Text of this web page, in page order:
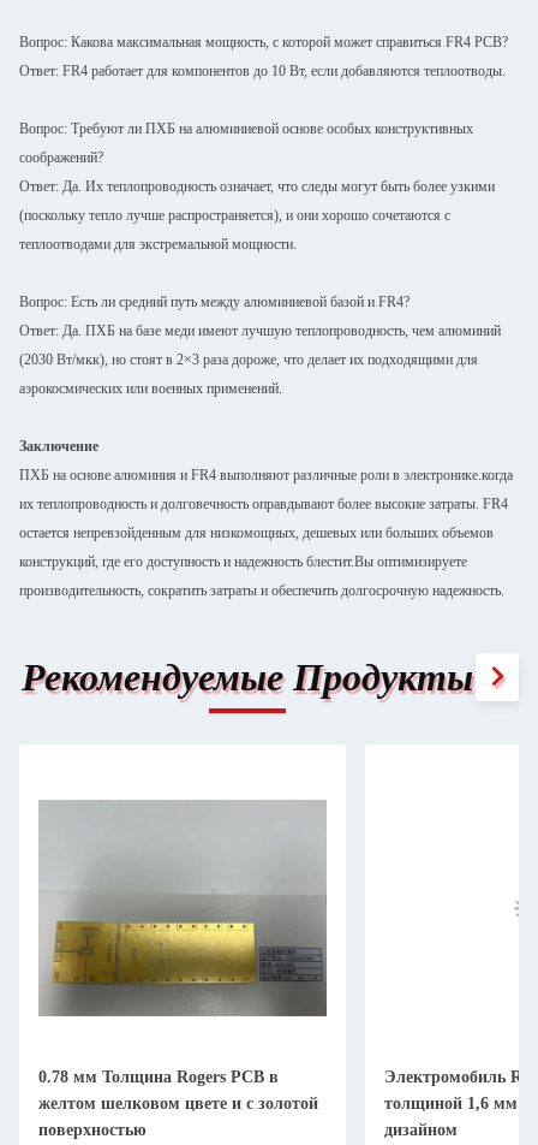
Вопрос: Какова максимальная мощность, с которой может справиться FR4 PCB?
Ответ: FR4 работает для компонентов до 10 Вт, если добавляются теплоотводы.
Вопрос: Требуют ли ПХБ на алюминиевой основе особых конструктивных
соображений?
Ответ: Да. Их теплопроводность означает, что следы могут быть более узкими
(поскольку тепло лучше распространяется), и они хорошо сочетаются с
теплоотводами для экстремальной мощности.
Вопрос: Есть ли средний путь между алюминиевой базой и FR4?
Ответ: Да. ПХБ на базе меди имеют лучшую теплопроводность, чем алюминий
(2030 Вт/мкк), но стоят в 2×3 раза дороже, что делает их подходящими для
аэрокосмических или военных применений.
Заключение
ПХБ на основе алюминия и FR4 выполняют различные роли в электронике.когда
их теплопроводность и долговечность оправдывают более высокие затраты. FR4
остается непревзойденным для низкомощных, дешевых или больших объемов
конструкций, где его доступность и надежность блестит.Вы оптимизируете
производительность, сократить затраты и обеспечить долгосрочную надежность.
Рекомендуемые Продукты
0.78 мм Толщина Rogers PCB в
желтом шелковом цвете и с золотой
поверхностью
Электромобиль
толщиной 1,6 мм и
дизайном